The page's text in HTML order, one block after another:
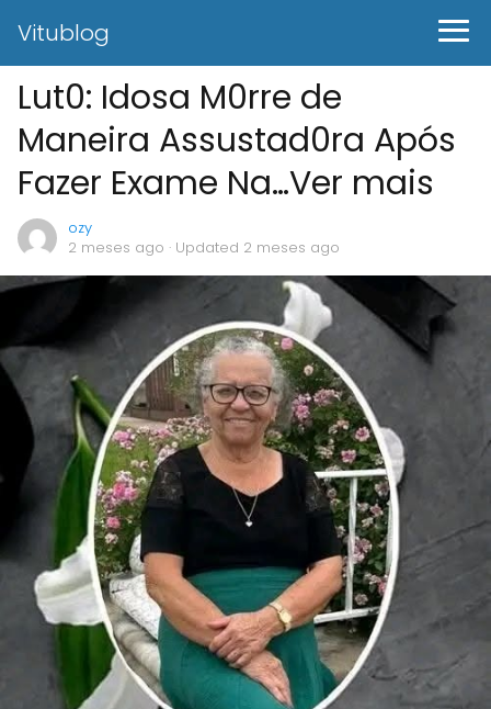
Vitublog
Lut0: Idosa M0rre de
Maneira Assustad0ra Após
Fazer Exame Na…Ver mais
ozy
2 meses ago · Updated 2 meses ago